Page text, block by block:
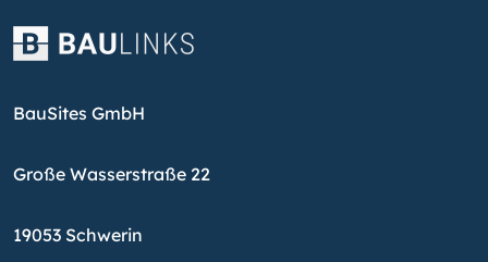
BauSites GmbH
Große Wasserstraße 22
19053 Schwerin